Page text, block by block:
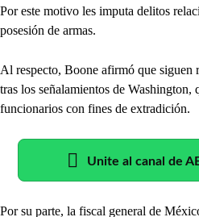
Por este motivo les imputa delitos
posesión de armas.
Al respecto, Boone afirmó que siguen
tras los señalamientos de
funcionarios con fines de extradición.
Unite al canal de
Por su parte, la fiscal general de